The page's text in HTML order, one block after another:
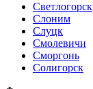
Светлогорск
Слоним
Слуцк
Смолевичи
Сморгонь
Солигорск